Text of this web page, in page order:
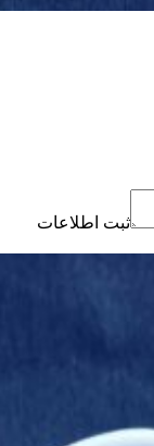
ثبت اطلاعات